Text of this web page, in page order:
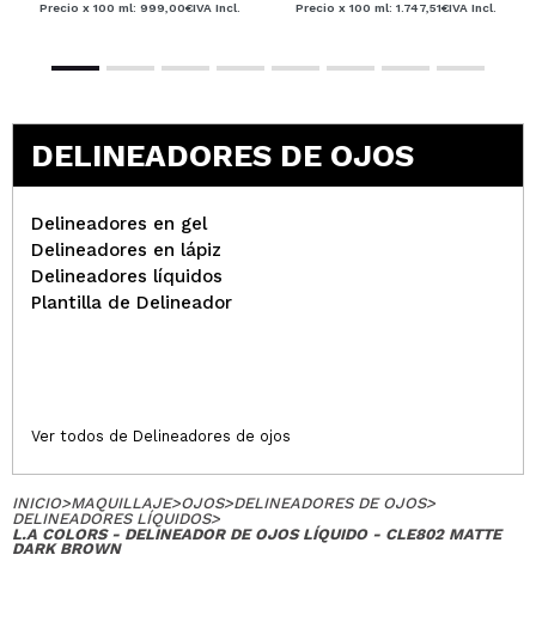
Precio x 100 ml: 999,00€IVA Incl. Precio x 100 ml: 1.747,51€IVA Incl.
DELINEADORES DE OJOS
Delineadores en gel
Delineadores en lápiz
Delineadores líquidos
Plantilla de Delineador
Ver todos de Delineadores de ojos
INICIO>MAQUILLAJE>OJOS>DELINEADORES DE OJOS>
DELINEADORES LÍQUIDOS>
L.A COLORS - DELINEADOR DE OJOS LÍQUIDO - CLE802 MATTE
DARK BROWN